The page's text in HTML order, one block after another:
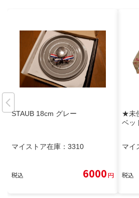
STAUB 18cm グレー
マイストア在庫： 3310
税込 6000円
★未
ベッ
マイ
税込